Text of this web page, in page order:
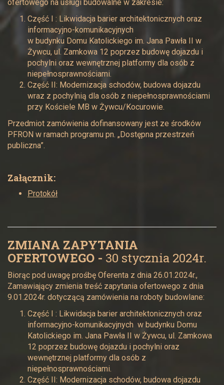
ofertowego na usługi budowalne w zakresie:
Część I : Likwidacja barier architektonicznych oraz
informacyjno-komunikacyjnych
w budynku Domu Katolickiego im. Jana Pawła II w
Żywcu, ul. Zamkowa 12 poprzez budowę dojazdu i
pochylni oraz wewnętrznej platformy dla osób z
niepełnosprawnościami.
Część II: Modernizacja schodów, budowa dojazdu
wraz z pochylnią dla osób z niepełnosprawnościami
przy Kościele MB w Żywcu/Kocurowie.
Przedmiot zamówienia dofinansowany jest ze środków
PFRON w ramach programu pn. „Dostępna przestrzeń
publiczna”.
Załącznik:
Protokół
ZMIANA ZAPYTANIA
OFERTOWEGO - 30 stycznia 2024r.
Biorąc pod uwagę prośbę Oferenta z dnia 26.01.2024r.,
Zamawiający zmienia treść zapytania ofertowego z dnia
9.01.2024r. dotyczącą zamówienia na roboty budowlane:
Część I : Likwidacja barier architektonicznych oraz
informacyjno-komunikacyjnych w budynku Domu
Katolickiego im. Jana Pawła II w Żywcu, ul. Zamkowa
12 poprzez budowę dojazdu i pochylni oraz
wewnętrznej platformy dla osób z
niepełnosprawnościami.
Część II: Modernizacja schodów, budowa dojazdu